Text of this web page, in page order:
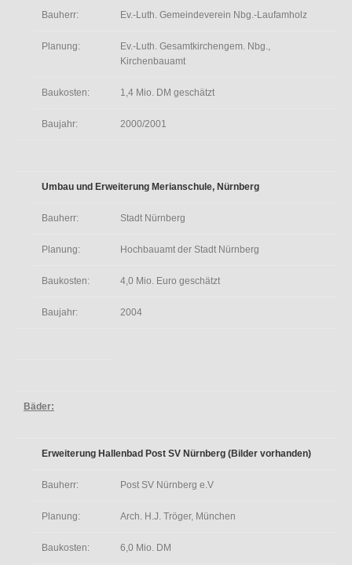
Bauherr: Ev.-Luth. Gemeindeverein Nbg.-Laufamholz
Planung:
Ev.-Luth. Gesamtkirchengem. Nbg.,
Kirchenbauamt
Baukosten: 1,4 Mio. DM geschätzt
Baujahr: 2000/2001
Umbau und Erweiterung Merianschule, Nürnberg
Bauherr: Stadt Nürnberg
Planung: Hochbauamt der Stadt Nürnberg
Baukosten: 4,0 Mio. Euro geschätzt
Baujahr: 2004
Bäder:
Erweiterung Hallenbad Post SV Nürnberg (Bilder vorhanden)
Bauherr: Post SV Nürnberg e.V
Planung: Arch. H.J. Tröger, München
Baukosten: 6,0 Mio. DM